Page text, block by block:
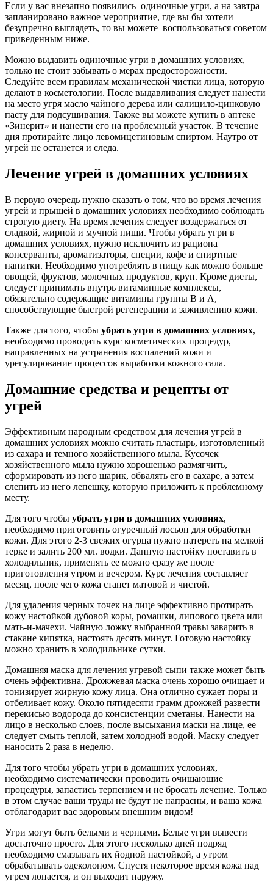
Если у вас внезапно появились одиночные угри, а на завтра
запланировано важное мероприятие, где вы бы хотели
безупречно выглядеть, то вы можете воспользоваться советом
приведенным ниже.
Можно выдавить одиночные угри в домашних условиях,
только не стоит забывать о мерах предосторожности.
Следуйте всем правилам механической чистки лица, которую
делают в косметологии. После выдавливания следует нанести
на место угря масло чайного дерева или салицило-цинковую
пасту для подсушивания. Также вы можете купить в аптеке
«Зинерит» и нанести его на проблемный участок. В течение
дня протирайте лицо левомицетиновым спиртом. Наутро от
угрей не останется и следа.
Лечение угрей в домашних условиях
В первую очередь нужно сказать о том, что во время лечения
угрей и прыщей в домашних условиях необходимо соблюдать
строгую диету. На время лечения следует воздержаться от
сладкой, жирной и мучной пищи. Чтобы убрать угри в
домашних условиях, нужно исключить из рациона
консерванты, ароматизаторы, специи, кофе и спиртные
напитки. Необходимо употреблять в пищу как можно больше
овощей, фруктов, молочных продуктов, круп. Кроме диеты,
следует принимать внутрь витаминные комплексы,
обязательно содержащие витамины группы В и А,
способствующие быстрой регенерации и заживлению кожи.
Также для того, чтобы убрать угри в домашних условиях,
необходимо проводить курс косметических процедур,
направленных на устранения воспалений кожи и
урегулирование процессов выработки кожного сала.
Домашние средства и рецепты от
угрей
Эффективным народным средством для лечения угрей в
домашних условиях можно считать пластырь, изготовленный
из сахара и темного хозяйственного мыла. Кусочек
хозяйственного мыла нужно хорошенько размягчить,
сформировать из него шарик, обвалять его в сахаре, а затем
слепить из него лепешку, которую приложить к проблемному
месту.
Для того чтобы убрать угри в домашних условиях,
необходимо приготовить огуречный лосьон для обработки
кожи. Для этого 2-3 свежих огурца нужно натереть на мелкой
терке и залить 200 мл. водки. Данную настойку поставить в
холодильник, применять ее можно сразу же после
приготовления утром и вечером. Курс лечения составляет
месяц, после чего кожа станет матовой и чистой.
Для удаления черных точек на лице эффективно протирать
кожу настойкой дубовой коры, ромашки, липового цвета или
мать-и-мачехи. Чайную ложку выбранной травы заварить в
стакане кипятка, настоять десять минут. Готовую настойку
можно хранить в холодильнике сутки.
Домашняя маска для лечения угревой сыпи также может быть
очень эффективна. Дрожжевая маска очень хорошо очищает и
тонизирует жирную кожу лица. Она отлично сужает поры и
отбеливает кожу. Около пятидесяти грамм дрожжей развести
перекисью водорода до консистенции сметаны. Нанести на
лицо в несколько слоев, после высыхания маски на лице, ее
следует смыть теплой, затем холодной водой. Маску следует
наносить 2 раза в неделю.
Для того чтобы убрать угри в домашних условиях,
необходимо систематически проводить очищающие
процедуры, запастись терпением и не бросать лечение. Только
в этом случае ваши труды не будут не напрасны, и ваша кожа
отблагодарит вас здоровым внешним видом!
Угри могут быть белыми и черными. Белые угри вывести
достаточно просто. Для этого несколько дней подряд
необходимо смазывать их йодной настойкой, а утром
обрабатывать одеколоном. Спустя некоторое время кожа над
угрем лопается, и он выходит наружу.